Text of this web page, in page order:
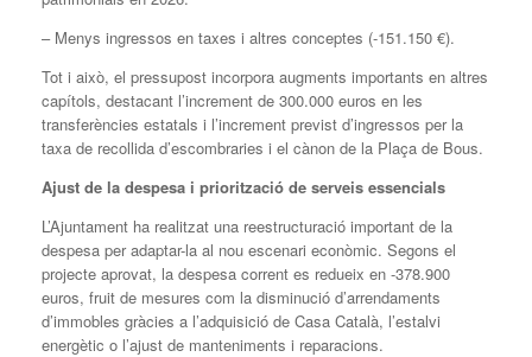
– Menys ingressos en taxes i altres conceptes (-151.150 €).
Tot i això, el pressupost incorpora augments importants en altres
capítols, destacant l’increment de 300.000 euros en les
transferències estatals i l’increment previst d’ingressos per la
taxa de recollida d’escombraries i el cànon de la Plaça de Bous.
Ajust de la despesa i priorització de serveis essencials
L’Ajuntament ha realitzat una reestructuració important de la
despesa per adaptar-la al nou escenari econòmic. Segons el
projecte aprovat, la despesa corrent es redueix en -378.900
euros, fruit de mesures com la disminució d’arrendaments
d’immobles gràcies a l’adquisició de Casa Català, l’estalvi
energètic o l’ajust de manteniments i reparacions.